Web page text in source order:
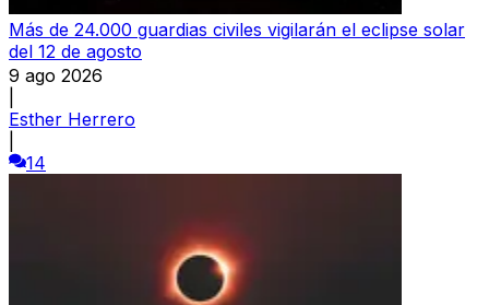
Más de 24.000 guardias civiles vigilarán el eclipse solar
del 12 de agosto
9 ago 2026
Esther Herrero
14